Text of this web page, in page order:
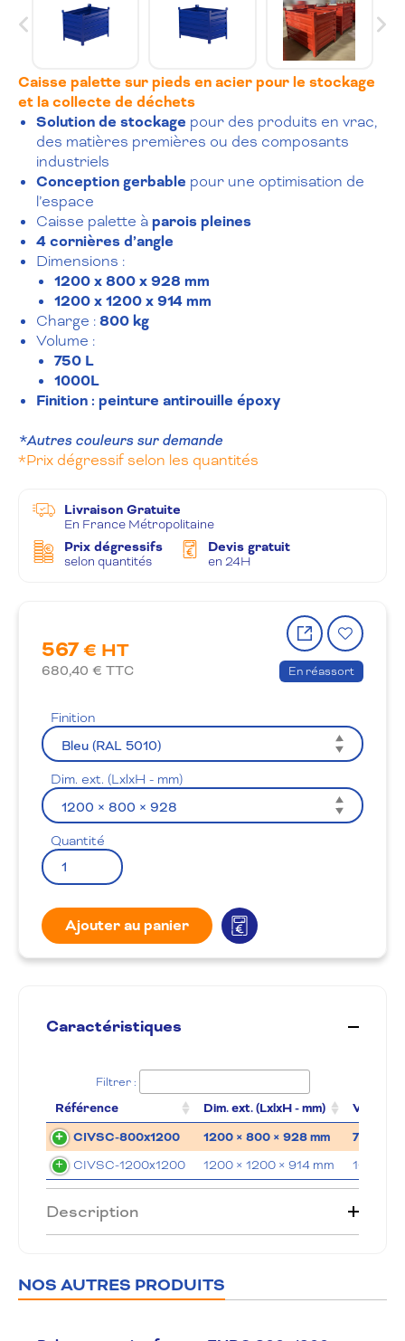
Caisse palette sur pieds en acier pour le stockage
et la collecte de déchets
Solution de stockage pour des produits en vrac,
des matières premières ou des composants
industriels
Conception gerbable pour une optimisation de
l’espace
Caisse palette àparois pleines
4 cornières d’angle
Dimensions :
1200 x 800 x 928 mm
1200 x 1200 x 914 mm
Charge :800 kg
Volume :
750 L
1000L
Finition : peinture antirouille époxy
*Autres couleurs sur demande
*Prix dégressif selon les quantités
Livraison Gratuite
En France Métropolitaine
Prix dégressifs
selon quantités
Devis gratuit
en 24H
567€ HT
680,40 € TTC
Partager
le
produit
à
la
En réassort
Finition
Dim. ext. (LxlxH - mm)
Quantité
Ajouter au panier
Caractéristiques
Filtrer :
Référence Dim. ext. (LxlxH - mm)
Volume
CIVSC-800x1200
1200 × 800 × 928 mm 750
CIVSC-1200x1200 1200 × 1200 × 914 mm 1000
Description
NOS AUTRES PRODUITS